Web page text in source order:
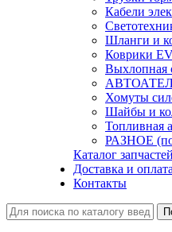
Кабели
Шланги и
Коврики
Выхлопная
Хомуты
Шайбы и
РАЗНОЕ
Каталог запчастей
Доставка и оплата
Контакты